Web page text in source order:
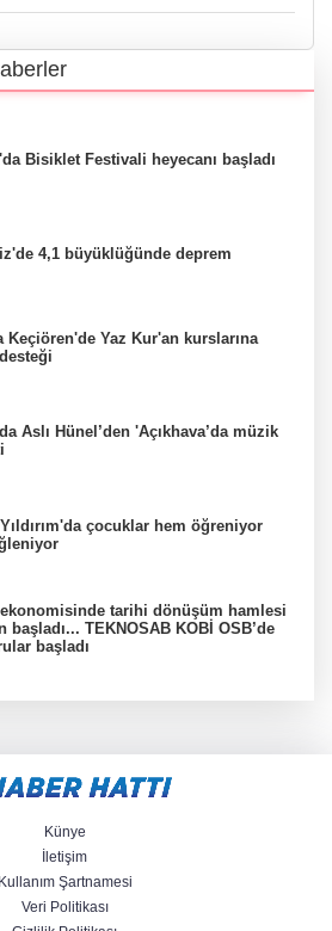
Bisiklet Festivali heyecanı başladı
4,1 büyüklüğünde deprem
Keçiören'de Yaz Kur'an kurslarına
Aslı Hünel’den 'Açıkhava’da müzik
çocuklar hem öğreniyor
tarihi dönüşüm hamlesi
başladı... TEKNOSAB KOBİ OSB’de
başladı
BİO fark yarattı
Künye
İletişim
Kullanım Şartnamesi
Veri Politikası